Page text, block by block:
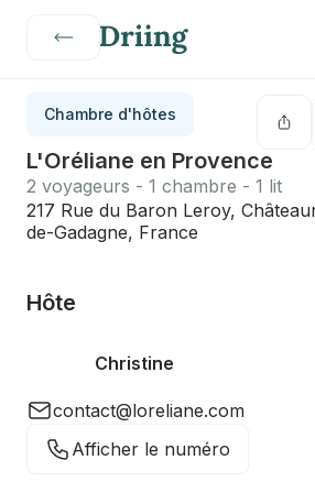
Chambre d'hôtes
L'Oréliane en Provence
2 voyageurs - 1 chambre - 1 lit
217 Rue du Baron Leroy,
de-Gadagne, France
Hôte
Christine
contact@loreliane.com
Afficher le numéro